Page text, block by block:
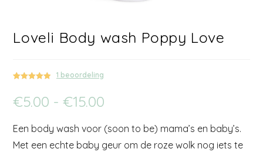
Loveli Body wash Poppy Love
5.00op 5
gebaseerd
waardering
1 beoordeling
€5.00 - €15.00
Een body wash voor (soon to be) mama’s en baby’s.
Met een echte baby geur om de roze wolk nog iets te